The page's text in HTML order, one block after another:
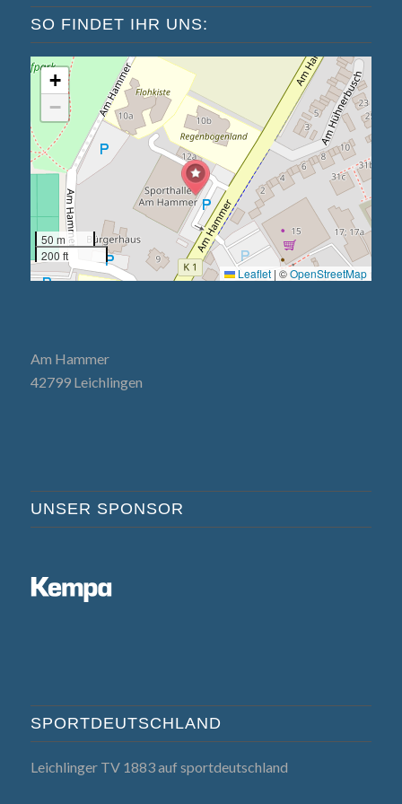
SO FINDET IHR UNS:
+
−
50 m
200 ft
Leaflet | ©OpenStreetMap
Am Hammer
42799 Leichlingen
UNSER SPONSOR
SPORTDEUTSCHLAND
Leichlinger TV 1883 auf sportdeutschland